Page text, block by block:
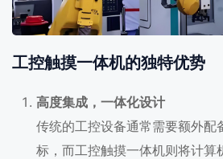
工控触摸一体机的独特优势
高度集成，一体化设计
传统的工控设备通常需要额外配
标，而工控触摸一体机则将计算